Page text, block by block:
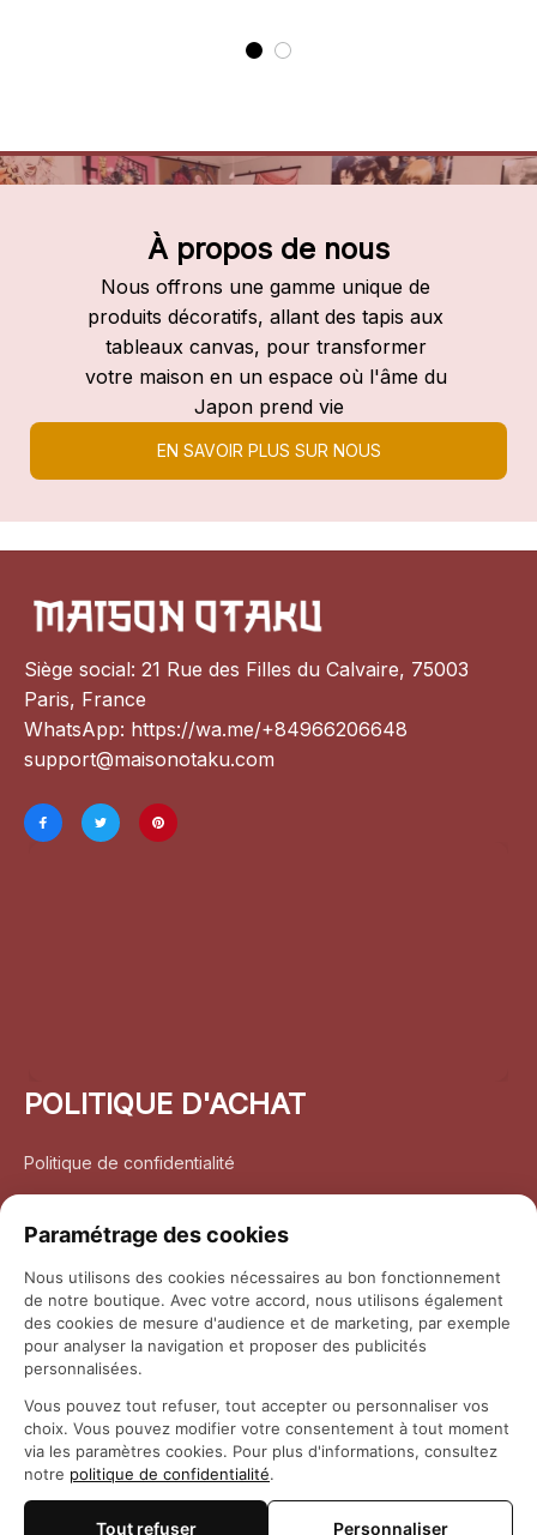
À propos de nous
Nous offrons une gamme unique de
produits décoratifs, allant des tapis aux
tableaux canvas, pour transformer
votre maison en un espace où l'âme du
Japon prend vie
EN SAVOIR PLUS SUR NOUS
Siège social: 21 Rue des Filles du Calvaire, 75003
Paris, France
WhatsApp: https://wa.me/+84966206648
support@maisonotaku.com
POLITIQUE D'ACHAT
Politique de confidentialité
Politique de retour et remboursement
Coordonnées
Questions fréquemment posées
Paramétrage des cookies
Nous utilisons des cookies nécessaires au bon fonctionnement
de notre boutique. Avec votre accord, nous utilisons également
des cookies de mesure d'audience et de marketing, par exemple
pour analyser la navigation et proposer des publicités
personnalisées.
Vous pouvez tout refuser, tout accepter ou personnaliser vos
choix. Vous pouvez modifier votre consentement à tout moment
via les paramètres cookies. Pour plus d'informations, consultez
notre politique de confidentialité.
Tout refuser Personnaliser